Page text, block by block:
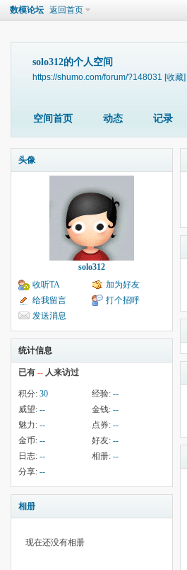
数模论坛 返回首页
solo312的个人空间
https://shumo.com/forum/?148031 [收藏]
空间首页 动态 记录
头像
solo312
收听TA
加为好友
给我留言
打个招呼
发送消息
统计信息
已有 -- 人来访过
积分: 30 经验: --
威望: -- 金钱: --
魅力: -- 点券: --
金币: -- 好友: --
日志: -- 相册: --
分享: --
相册
现在还没有相册